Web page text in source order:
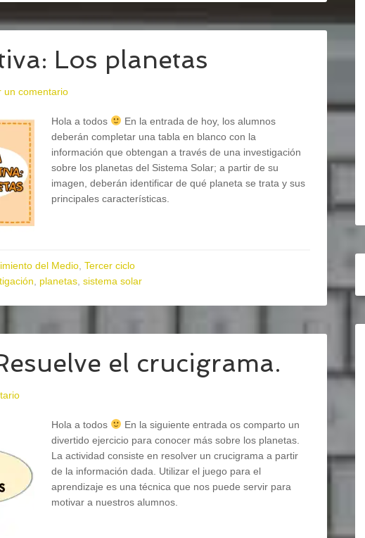
Los planetas
un comentario
Hola a todos
En la entrada de hoy, los alumnos
deberán completar una tabla en blanco con la
información que obtengan a través de una investigación
sobre los planetas del Sistema Solar; a partir de su
imagen, deberán identificar de qué planeta se trata y sus
principales características.
del Medio Tercer ciclo
planetas sistema solar
el crucigrama.
Hola a todos
En la siguiente entrada os comparto un
divertido ejercicio para conocer más sobre los planetas.
La actividad consiste en resolver un crucigrama a partir
de la información dada. Utilizar el juego para el
aprendizaje es una técnica que nos puede servir para
motivar a nuestros alumnos.